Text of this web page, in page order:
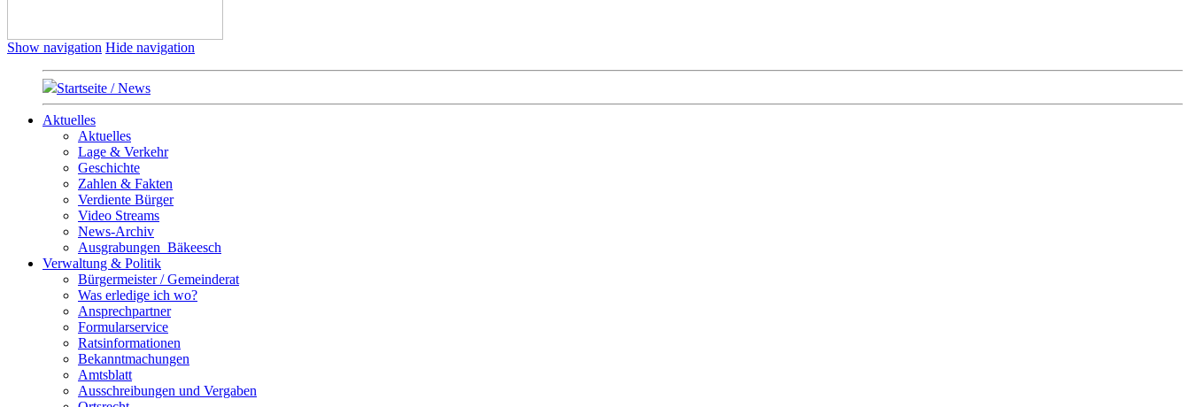
Show navigation Hide navigation
Startseite / News
Aktuelles
Aktuelles
Lage & Verkehr
Geschichte
Zahlen & Fakten
Verdiente Bürger
Video Streams
News-Archiv
Ausgrabungen_Bäkeesch
Verwaltung & Politik
Bürgermeister / Gemeinderat
Was erledige ich wo?
Ansprechpartner
Formularservice
Ratsinformationen
Bekanntmachungen
Amtsblatt
Ausschreibungen und Vergaben